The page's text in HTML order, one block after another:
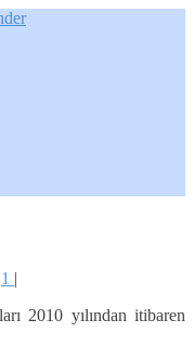
1 |
2010 yılından itibaren